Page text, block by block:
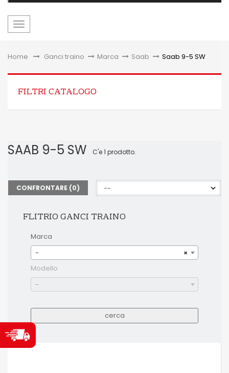
navigazione
Home &gt;Ganci traino > Marca > Saab > Saab 9-5 SW
FILTRI CATALOGO
SAAB 9-5 SW C'e 1 prodotto.
CONFRONTARE (0)
FLITRIO GANCI TRAINO
Marca
×
-
Modello
-